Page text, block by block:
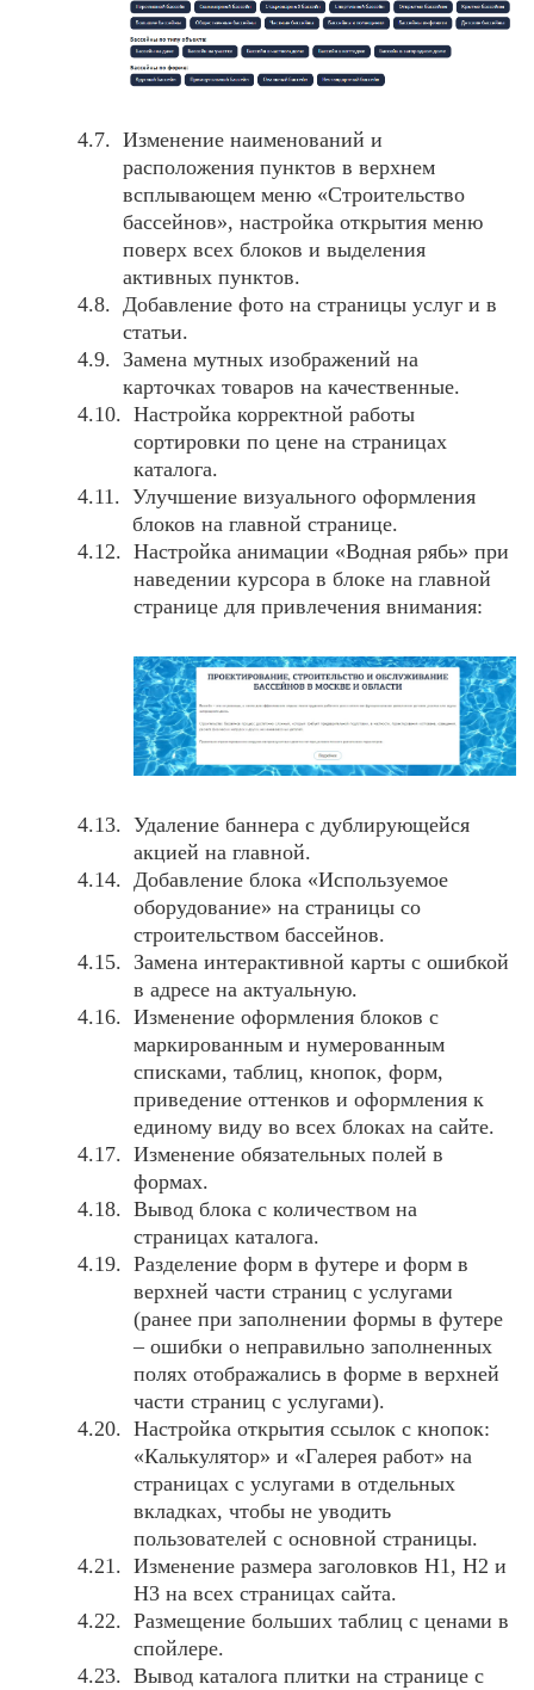
Изменение наименований и
расположения пунктов в верхнем
всплывающем меню «Строительство
бассейнов», настройка открытия меню
поверх всех блоков и выделения
активных пунктов.
Добавление фото на страницы услуг и в
статьи.
Замена мутных изображений на
карточках товаров на качественные.
Настройка корректной работы
сортировки по цене на страницах
каталога.
Улучшение визуального оформления
блоков на главной странице.
Настройка анимации «Водная рябь» при
наведении курсора в блоке на главной
странице для привлечения внимания:
Удаление баннера с дублирующейся
акцией на главной.
Добавление блока «Используемое
оборудование» на страницы со
строительством бассейнов.
Замена интерактивной карты с ошибкой
в адресе на актуальную.
Изменение оформления блоков с
маркированным и нумерованным
списками, таблиц, кнопок, форм,
приведение оттенков и оформления к
единому виду во всех блоках на сайте.
Изменение обязательных полей в
формах.
Вывод блока с количеством на
страницах каталога.
Разделение форм в футере и форм в
верхней части страниц с услугами
(ранее при заполнении формы в футере
– ошибки о неправильно заполненных
полях отображались в форме в верхней
части страниц с услугами).
Настройка открытия ссылок с кнопок:
«Калькулятор» и «Галерея работ» на
страницах с услугами в отдельных
вкладках, чтобы не уводить
пользователей с основной страницы.
Изменение размера заголовков H1, H2 и
H3 на всех страницах сайта.
Размещение больших таблиц с ценами в
спойлере.
Вывод каталога плитки на странице с